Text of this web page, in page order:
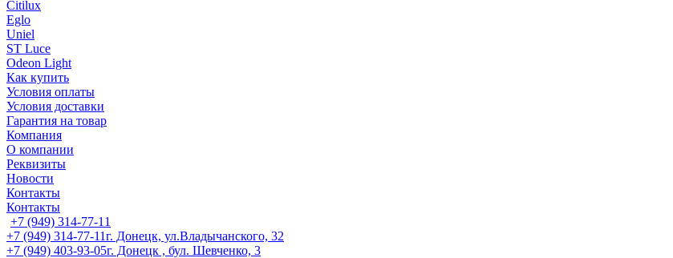
Citilux
Eglo
Uniel
ST Luce
Odeon Light
Как купить
Условия оплаты
Условия доставки
Гарантия на товар
Компания
О компании
Реквизиты
Новости
Контакты
Контакты
+7 (949) 314-77-11
+7 (949) 314-77-11г. Донецк, ул.Владычанского, 32
+7 (949) 403-93-05г. Донецк , бул. Шевченко, 3